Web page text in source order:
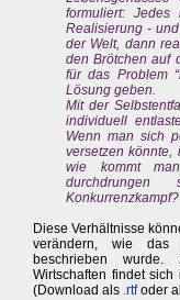
formuliert: Jedes
Realisierung -
der Welt, dann
den Brötchen auf
für das Problem
Lösung geben.
Mit der
individuell
Wenn man sich
versetzen könnte,
wie kommt
Konkurrenzkampf?
Diese Verhältnisse
verändern, wie das
beschrieben wurde.
Wirtschaften findet sich
(Download als .rtfoder